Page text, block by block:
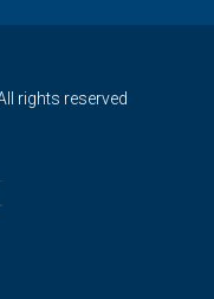
rights reserved